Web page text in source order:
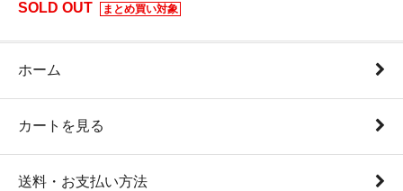
SOLD OUT
まとめ買い対象
ホーム
カートを見る
送料・お支払い方法